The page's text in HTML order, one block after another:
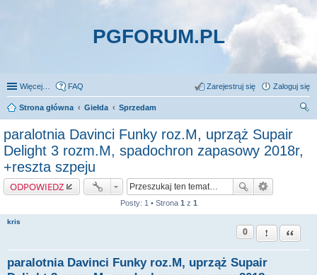
PGFORUM.PL
Więcej… FAQ Zaloguj się
Zarejestruj się
Strona główna Giełda
Sprzedam
paralotnia Davinci Funky roz.M, uprząż Supair
Delight 3 rozm.M, spadochron zapasowy 2018r,
+reszta szpeju
ODPOWIEDZ
Posty: 1 • Strona 1 z 1
kris
paralotnia Davinci Funky roz.M, uprząż Supair
0 Zgłoś ten post
Cytuj